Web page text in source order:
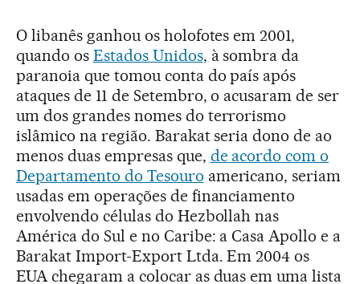
O libanês ganhou os holofotes em 2001,
quando os Estados Unidos, à sombra da
paranoia que tomou conta do país após
ataques de 11 de Setembro, o acusaram de ser
um dos grandes nomes do terrorismo
islâmico na região. Barakat seria dono de ao
menos duas empresas que, de acordo com o
Departamento do Tesouro americano, seriam
usadas em operações de financiamento
envolvendo células do Hezbollah nas
América do Sul e no Caribe: a Casa Apollo e a
Barakat Import-Export Ltda. Em 2004 os
EUA chegaram a colocar as duas em uma lista